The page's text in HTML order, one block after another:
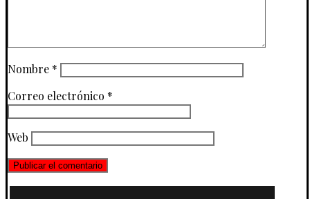
Nombre *
Correo electrónico *
Web